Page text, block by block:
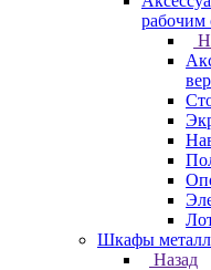
рабочим
Шкафы
Назад